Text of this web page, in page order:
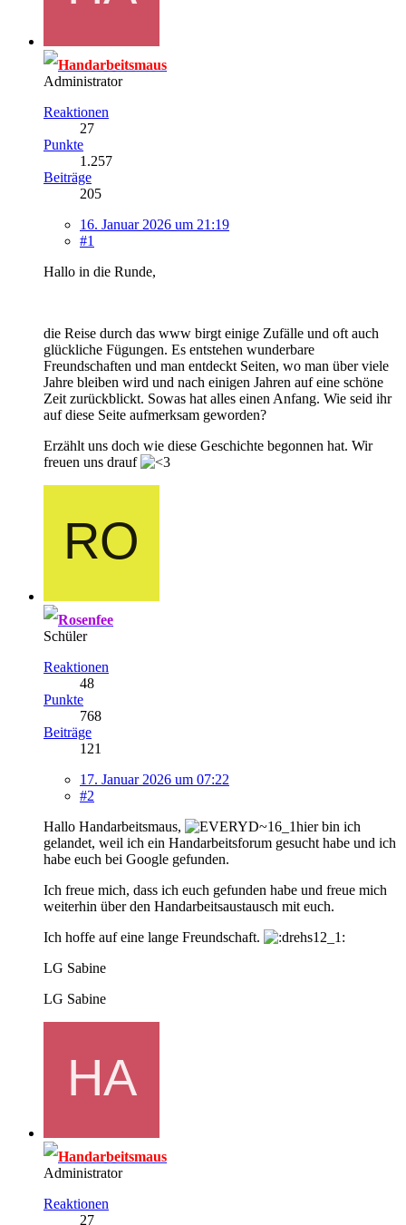
Handarbeitsmaus
Administrator
Reaktionen
27
Punkte
1.257
Beiträge
205
16. Januar 2026 um 21:19
#1
Hallo in die Runde,
die Reise durch das www birgt einige Zufälle und oft auch
glückliche Fügungen. Es entstehen wunderbare
Freundschaften und man entdeckt Seiten, wo man über viele
Jahre bleiben wird und nach einigen Jahren auf eine schöne
Zeit zurückblickt. Sowas hat alles einen Anfang. Wie seid ihr
auf diese Seite aufmerksam geworden?
Erzählt uns doch wie diese Geschichte begonnen hat. Wir
freuen uns drauf
Rosenfee
Schüler
Reaktionen
48
Punkte
768
Beiträge
121
17. Januar 2026 um 07:22
#2
Hallo Handarbeitsmaus,
hier bin ich
gelandet, weil ich ein Handarbeitsforum gesucht habe und ich
habe euch bei Google gefunden.
Ich freue mich, dass ich euch gefunden habe und freue mich
weiterhin über den Handarbeitsaustausch mit euch.
Ich hoffe auf eine lange Freundschaft.
LG Sabine
LG Sabine
Handarbeitsmaus
Administrator
Reaktionen
27